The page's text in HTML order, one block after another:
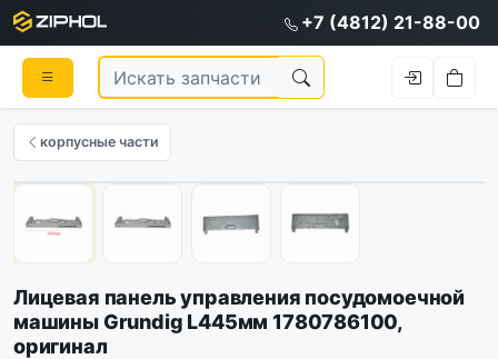
+7 (4812) 21-88-00
корпусные части
Оригинал
Лицевая панель управления посудомоечной
машины Grundig L445мм 1780786100,
оригинал